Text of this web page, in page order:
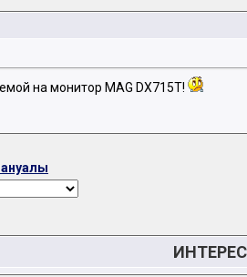
на монитор MAG DX715T!